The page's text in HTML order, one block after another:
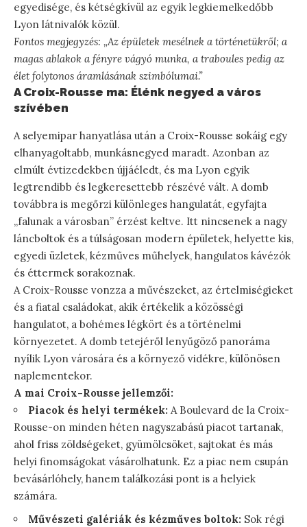
egyedisége, és kétségkívül az egyik legkiemelkedőbb
Lyon látnivalók közül.
Fontos megjegyzés: „Az épületek mesélnek a történetükről; a
magas ablakok a fényre vágyó munka, a traboules pedig az
élet folytonos áramlásának szimbólumai.”
A Croix-Rousse ma: Élénk negyed a város
szívében
A selyemipar hanyatlása után a Croix-Rousse sokáig egy
elhanyagoltabb, munkásnegyed maradt. Azonban az
elmúlt évtizedekben újjáéledt, és ma Lyon egyik
legtrendibb és legkeresettebb részévé vált. A domb
továbbra is megőrzi különleges hangulatát, egyfajta
„falunak a városban” érzést keltve. Itt nincsenek a nagy
láncboltok és a túlságosan modern épületek, helyette kis,
egyedi üzletek, kézműves műhelyek, hangulatos kávézók
és éttermek sorakoznak.
A Croix-Rousse vonzza a művészeket, az értelmiségieket
és a fiatal családokat, akik értékelik a közösségi
hangulatot, a bohémes légkört és a történelmi
környezetet. A domb tetejéről lenyűgöző panoráma
nyílik Lyon városára és a környező vidékre, különösen
naplementekor.
A mai Croix-Rousse jellemzői:
Piacok és helyi termékek: A Boulevard de la Croix-
Rousse-on minden héten nagyszabású piacot tartanak,
ahol friss zöldségeket, gyümölcsöket, sajtokat és más
helyi finomságokat vásárolhatunk. Ez a piac nem csupán
bevásárlóhely, hanem találkozási pont is a helyiek
számára.
Művészeti galériák és kézműves boltok: Sok régi